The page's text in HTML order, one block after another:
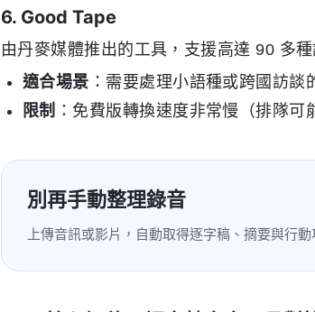
6. Good Tape
由丹麥媒體推出的工具，支援高達 90 多
適合場景 ：需要處理小語種或跨國訪談
限制 ：免費版轉換速度非常慢（排隊
別再手動整理錄音
上傳音訊或影片，自動取得逐字稿、摘要與行動